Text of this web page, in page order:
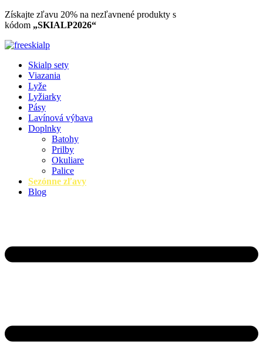
Preskočiť
na
Získajte zľavu 20% na nezľavnené produkty​ s
kódom „SKIALP2026“
Skialp sety
Viazania
Lyže
Lyžiarky
Pásy
Lavínová výbava
Doplnky
Batohy
Prilby
Okuliare
Palice
Sezónne zľavy
Blog